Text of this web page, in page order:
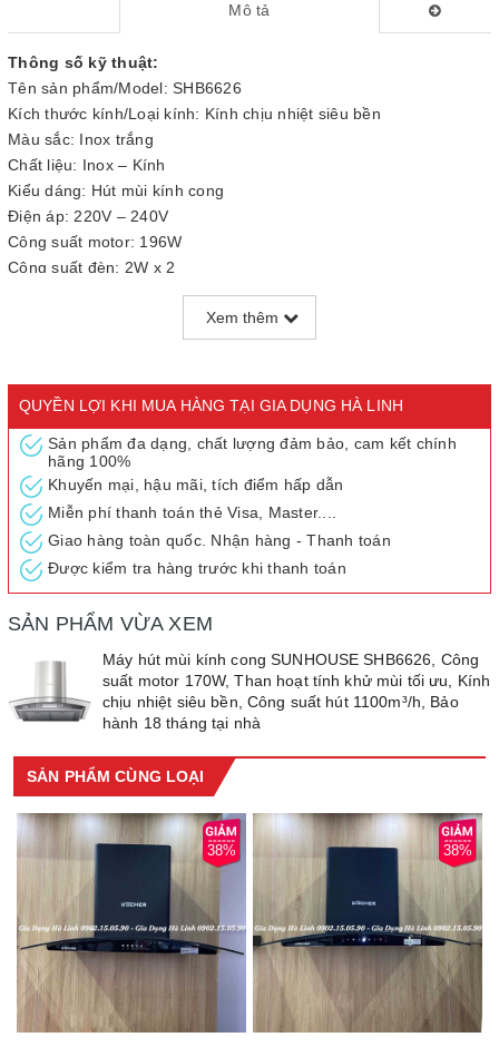
Mô tả
Thông số kỹ thuật:
Tên sản phẩm/Model: SHB6626
Kích thước kính/Loại kính: Kính chịu nhiệt siêu bền
Màu sắc: Inox trắng
Chất liệu: Inox – Kính
Kiểu dáng: Hút mùi kính cong
Điện áp: 220V – 240V
Công suất motor: 196W
Công suất đèn: 2W x 2
Ống thoát khí: Ống nhựa xám Ø150
Kích thước: 700 x 480 x 500 (mm)
- Vỏ inox sáng bóng, dễ dàng vệ sinh
- 2 mức công suất dễ dàng điều chỉnh
- 2 đèn LED chiếu sáng giúp nấu ăn thuận tiện
- Lưới lọc bằng nhôm dày dặn có độ bền cao
Thương hiệu: SUNHOUSE
Xuất xứ: Trung Quốc
Bảo hành: 18 tháng
Kiểu dáng hiện đại với vỏ bằng inox cao cấp
Sở hữu thiết kế cong khá độc đáo, Máy hút mùi kính cong
Xem thêm
QUYỀN LỢI KHI MUA HÀNG TẠI GIA DỤNG HÀ LINH
Sản phẩm đa dạng, chất lượng đảm bảo, cam kết chính
hãng 100%
Khuyến mại, hậu mãi, tích điểm hấp dẫn
Miễn phí thanh toán thẻ Visa, Master....
Giao hàng toàn quốc. Nhận hàng - Thanh toán
Được kiểm tra hàng trước khi thanh toán
SẢN PHẨM VỪA XEM
Máy hút mùi kính cong SUNHOUSE SHB6626, Công
suất motor 170W, Than hoạt tính khử mùi tối ưu, Kính
chịu nhiệt siêu bền, Công suất hút 1100m³/h, Bảo
hành 18 tháng tại nhà
SẢN PHẨM CÙNG LOẠI
38% 38%